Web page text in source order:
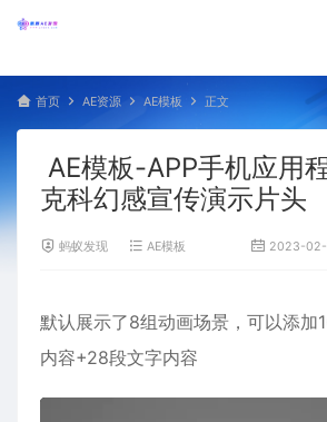
首页 AE资源 AE模板 正文
AE模板-APP手机应用
克科幻感宣传演示片头
蚂蚁发现 AE模板 2023-02-
默认展示了8组动画场景，可以添加
内容+28段文字内容